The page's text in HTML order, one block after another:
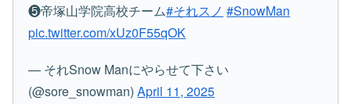
❺帝塚山学院高校チーム#それスノ #SnowMan
pic.twitter.com/xUz0F55qOK
— それSnow Manにやらせて下さい
(@sore_snowman)April 11, 2025